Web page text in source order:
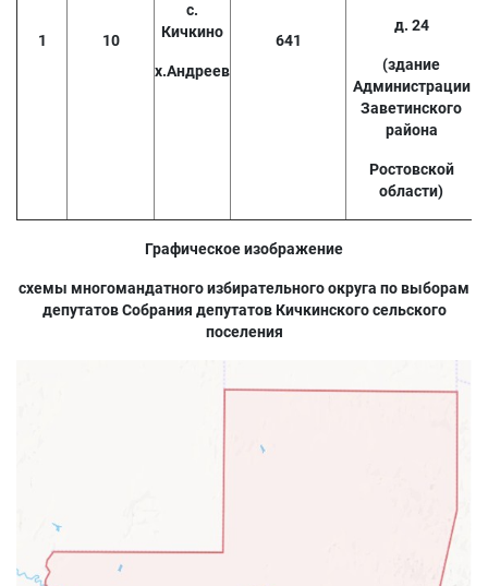
д. 24
(здание
Администрации
Заветинского
района
Ростовской
области)
1 10
с.
Кичкино
х.Андреев
641
Графическое изображение
схемы многомандатного избирательного округа по выборам
депутатов Собрания депутатов Кичкинского сельского
поселения